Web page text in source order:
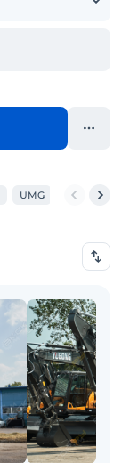
UMG CATERPILLAR